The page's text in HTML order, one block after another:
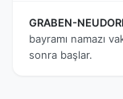
GRABEN-
bayramı namazı
sonra başlar.